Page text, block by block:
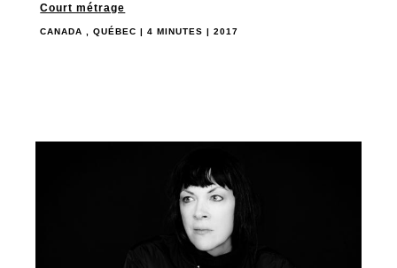
Court métrage
CANADA , QUÉBEC | 4 MINUTES | 2017